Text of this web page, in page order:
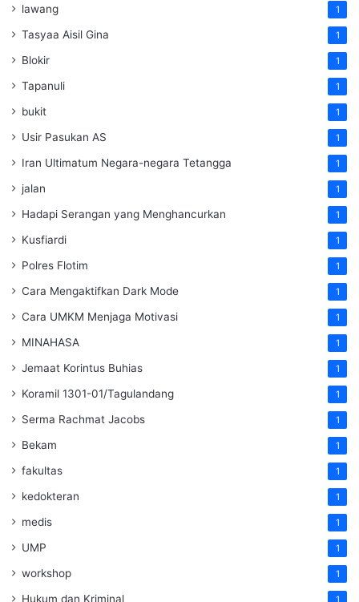
lawang 1
Tasyaa Aisil Gina 1
Blokir 1
Tapanuli 1
bukit 1
Usir Pasukan AS 1
Iran Ultimatum Negara-negara Tetangga 1
jalan 1
Hadapi Serangan yang Menghancurkan 1
Kusfiardi 1
Polres Flotim 1
Cara Mengaktifkan Dark Mode 1
Cara UMKM Menjaga Motivasi 1
MINAHASA 1
Jemaat Korintus Buhias 1
Koramil 1301-01/Tagulandang 1
Serma Rachmat Jacobs 1
Bekam 1
fakultas 1
kedokteran 1
medis 1
UMP 1
workshop 1
Hukum dan Kriminal 1